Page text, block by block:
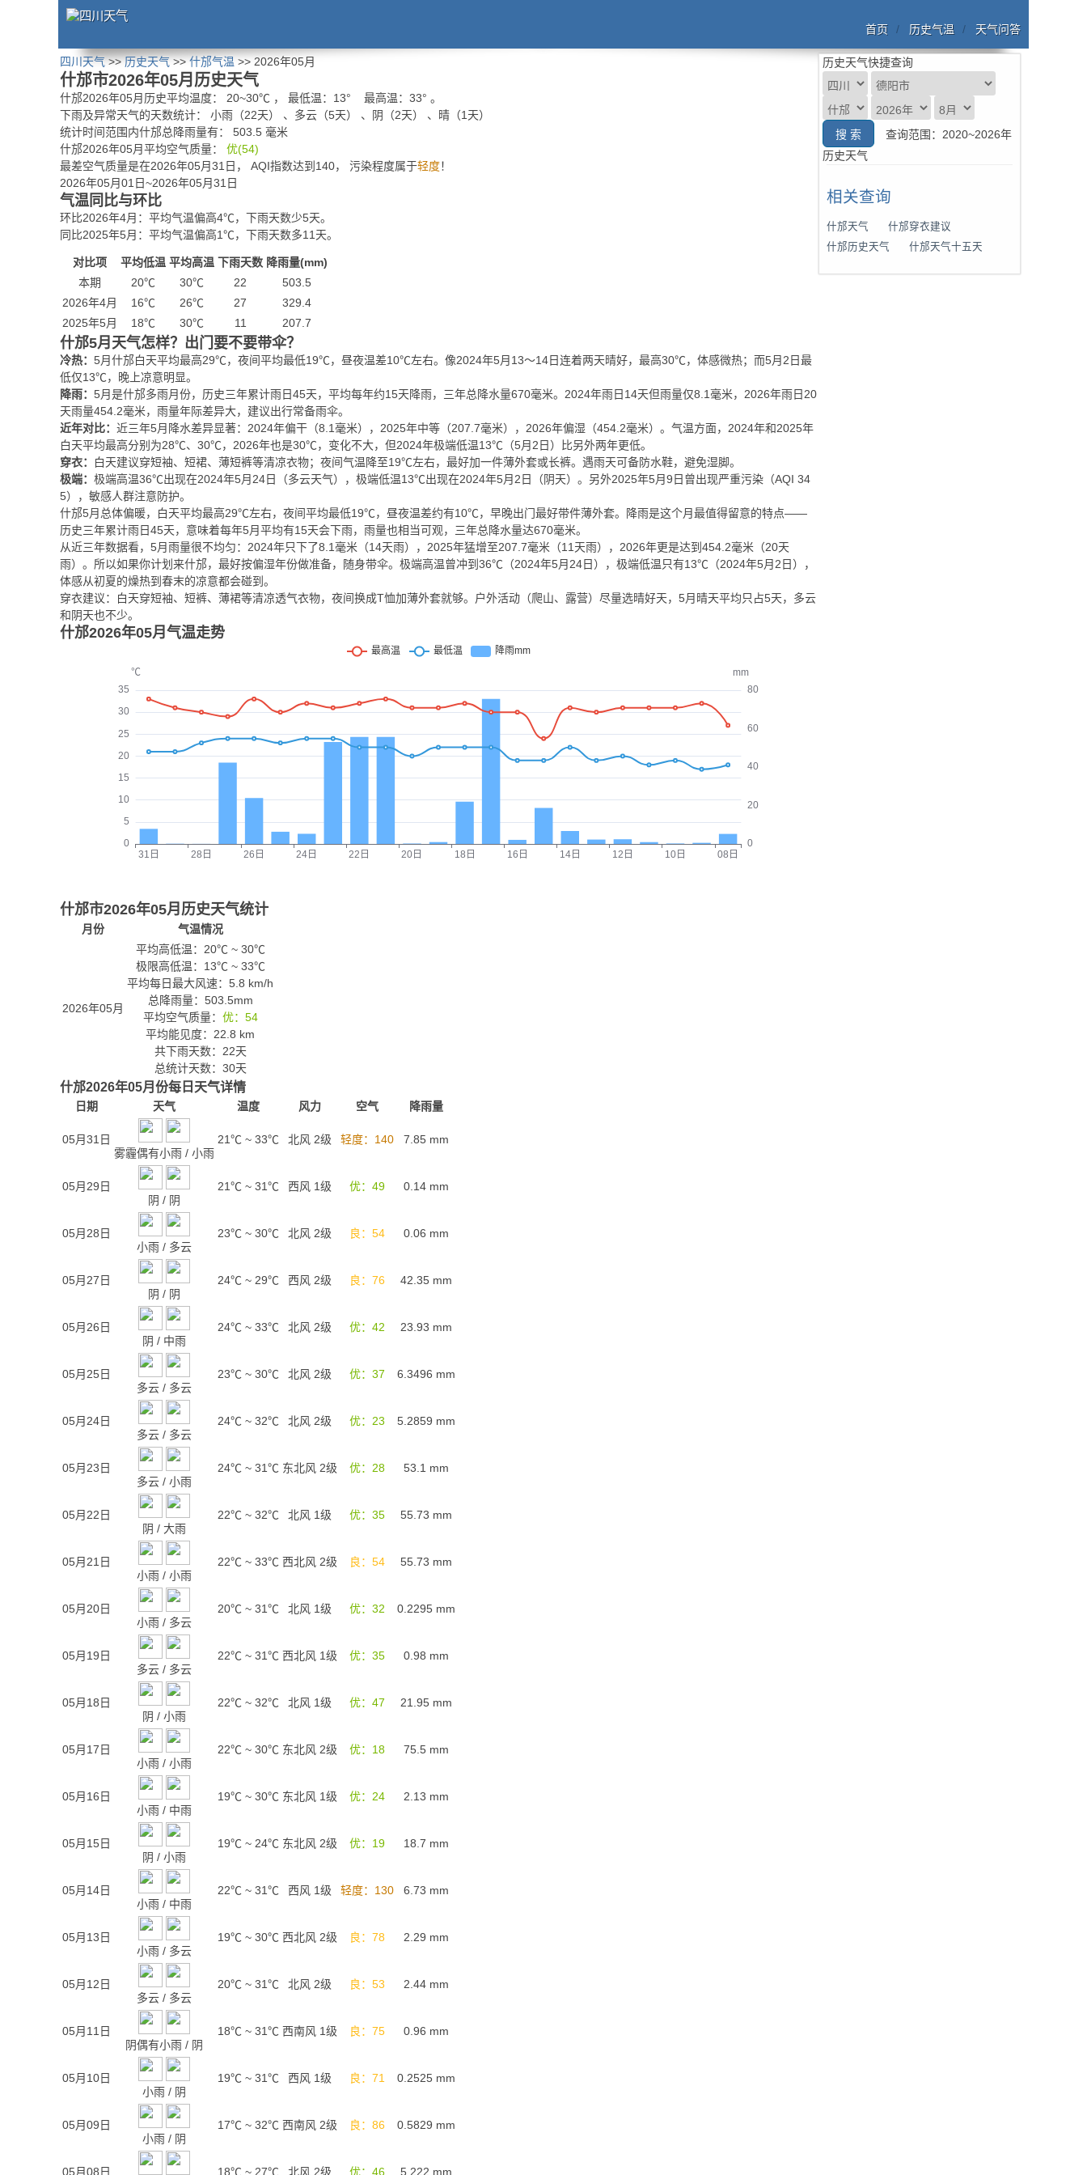
首页 历史气温 天气问答
四川天气>>历史天气>>什邡气温 >> 2026年05月
什邡市2026年05月历史天气
什邡2026年05月历史平均温度： 20~30℃ ， 最低温： 13° 最高温： 33° 。
下雨及异常天气的天数统计： 小雨（22天） 、多云（5天） 、阴（2天） 、晴（1天）
统计时间范围内什邡总降雨量有： 503.5 毫米
什邡2026年05月平均空气质量： 优(54)
最差空气质量是在2026年05月31日， AQI指数达到140， 污染程度属于轻度！
2026年05月01日~2026年05月31日
气温同比与环比
环比2026年4月：平均气温偏高4℃，下雨天数少5天。
同比2025年5月：平均气温偏高1℃，下雨天数多11天。
对比项 平均低温 平均高温 下雨天数 降雨量(mm)
本期
20℃ 30℃ 22
503.5
2026年4月
16℃ 26℃ 27
329.4
2025年5月
18℃ 30℃ 11 207.7
什邡5月天气怎样？出门要不要带伞？
冷热： 5月什邡白天平均最高29℃，夜间平均最低19℃，昼夜温差10℃左右。像2024年5月13～14日连着两天晴好，最高30℃，体感微热；而5月2日最
低仅13℃，晚上凉意明显。
降雨： 5月是什邡多雨月份，历史三年累计雨日45天，平均每年约15天降雨，三年总降水量670毫米。2024年雨日14天但雨量仅8.1毫米，2026年雨日20
天雨量454.2毫米，雨量年际差异大，建议出行常备雨伞。
近年对比： 近三年5月降水差异显著：2024年偏干（8.1毫米），2025年中等（207.7毫米），2026年偏湿（454.2毫米）。气温方面，2024年和2025年
白天平均最高分别为28℃、30℃，2026年也是30℃，变化不大，但2024年极端低温13℃（5月2日）比另外两年更低。
穿衣：
白天建议穿短袖、短裙、薄短裤等清凉衣物；夜间气温降至19℃左右，最好加一件薄外套或长裤。遇雨天可备防水鞋，避免湿脚。
极端： 极端高温36℃出现在2024年5月24日（多云天气），极端低温13℃出现在2024年5月2日（阴天）。另外2025年5月9日曾出现严重污染（AQI 34
5），敏感人群注意防护。
什邡5月总体偏暖，白天平均最高29℃左右，夜间平均最低19℃，昼夜温差约有10℃，早晚出门最好带件薄外套。降雨是这个月最值得留意的特点——
历史三年累计雨日45天，意味着每年5月平均有15天会下雨，雨量也相当可观，三年总降水量达670毫米。
从近三年数据看，5月雨量很不均匀：2024年只下了8.1毫米（14天雨），2025年猛增至207.7毫米（11天雨），2026年更是达到454.2毫米（20天
雨）。所以如果你计划来什邡，最好按偏湿年份做准备，随身带伞。极端高温曾冲到36℃（2024年5月24日），极端低温只有13℃（2024年5月2日），
体感从初夏的燥热到春末的凉意都会碰到。
穿衣建议：白天穿短袖、短裤、薄裙等清凉透气衣物，夜间换成T恤加薄外套就够。户外活动（爬山、露营）尽量选晴好天，5月晴天平均只占5天，多云
和阴天也不少。
什邡2026年05月气温走势
什邡市2026年05月历史天气统计
月份 气温情况
2026年05月
平均高低温： 20℃ ~ 30℃
极限高低温： 13℃ ~ 33℃
平均每日最大风速：5.8 km/h
总降雨量：503.5mm
平均空气质量： 优：54
平均能见度：22.8 km
共下雨天数：22天
总统计天数：30天
什邡2026年05月份每日天气详情
日期 天气 温度 风力 空气 降雨量
05月31日
雾霾偶有小雨 / 小雨
21℃ ~ 33℃ 北风 2级 轻度：140 7.85 mm
05月29日
阴 / 阴
21℃ ~ 31℃ 西风 1级 优：49 0.14 mm
05月28日
小雨 / 多云
23℃ ~ 30℃ 北风 2级 良：54 0.06 mm
05月27日
阴 / 阴
24℃ ~ 29℃ 西风 2级 良：76 42.35 mm
05月26日
阴 / 中雨
24℃ ~ 33℃ 北风 2级 优：42 23.93 mm
05月25日
多云 / 多云
23℃ ~ 30℃ 北风 2级 优：37 6.3496 mm
05月24日
多云 / 多云
24℃ ~ 32℃ 北风 2级 优：23 5.2859 mm
05月23日
多云 / 小雨
24℃ ~ 31℃ 东北风 2级 优：28 53.1 mm
05月22日
阴 / 大雨
22℃ ~ 32℃ 北风 1级 优：35 55.73 mm
05月21日
小雨 / 小雨
22℃ ~ 33℃ 西北风 2级 良：54 55.73 mm
05月20日
小雨 / 多云
20℃ ~ 31℃ 北风 1级 优：32 0.2295 mm
05月19日
多云 / 多云
22℃ ~ 31℃ 西北风 1级 优：35 0.98 mm
05月18日
阴 / 小雨
22℃ ~ 32℃ 北风 1级 优：47 21.95 mm
05月17日
小雨 / 小雨
22℃ ~ 30℃ 东北风 2级 优：18 75.5 mm
05月16日
小雨 / 中雨
19℃ ~ 30℃ 东北风 1级 优：24 2.13 mm
05月15日
阴 / 小雨
19℃ ~ 24℃ 东北风 2级 优：19 18.7 mm
05月14日
小雨 / 中雨
22℃ ~ 31℃ 西风 1级 轻度：130 6.73 mm
05月13日
小雨 / 多云
19℃ ~ 30℃ 西北风 2级 良：78 2.29 mm
05月12日
多云 / 多云
20℃ ~ 31℃ 北风 2级 良：53 2.44 mm
05月11日
阴偶有小雨 / 阴
18℃ ~ 31℃ 西南风 1级 良：75 0.96 mm
05月10日
小雨 / 阴
19℃ ~ 31℃ 西风 1级 良：71 0.2525 mm
05月09日
小雨 / 阴
17℃ ~ 32℃ 西南风 2级 良：86 0.5829 mm
05月08日 18℃ ~ 27℃ 北风 2级 优：46 5.222 mm
历史天气快捷查询
查询范围：2020~2026年
历史天气
相关查询
什邡天气
什邡穿衣建议
什邡历史天气
什邡天气十五天